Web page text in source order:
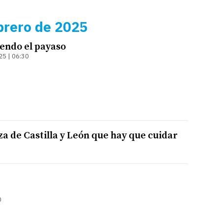
de 2025
el payaso
| 06:30
de Castilla y León que hay que cuidar